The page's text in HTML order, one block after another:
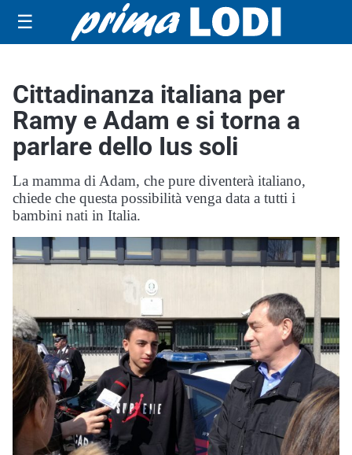
☰
Cittadinanza italiana per
Ramy e Adam e si torna a
parlare dello Ius soli
La mamma di Adam, che pure diventerà italiano,
chiede che questa possibilità venga data a tutti i
bambini nati in Italia.